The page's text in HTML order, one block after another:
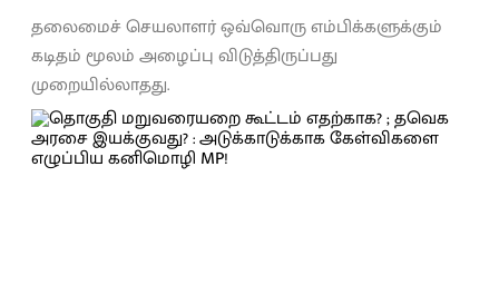
தலைமைச் செயலாளர் ஒவ்வொரு எம்பிக்களுக்கும்
கடிதம் மூலம் அழைப்பு விடுத்திருப்பது
முறையில்லாதது.